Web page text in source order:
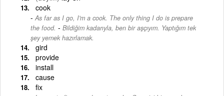
cook
As far as I go, I'm a cook. The only thing I do is prepare
the food. - Bildiğim kadarıyla, ben bir aşçıyım. Yaptığım tek
şey yemek hazırlamak.
gird
provide
install
cause
fix